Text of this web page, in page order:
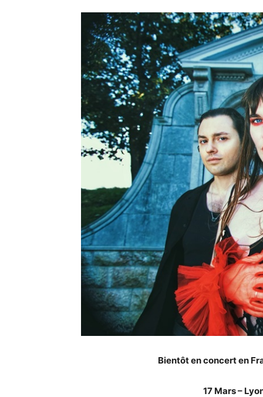
Bientôt en concert en
17 Mars –